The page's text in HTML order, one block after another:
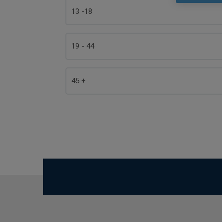
13 -18
19 - 44
45 +